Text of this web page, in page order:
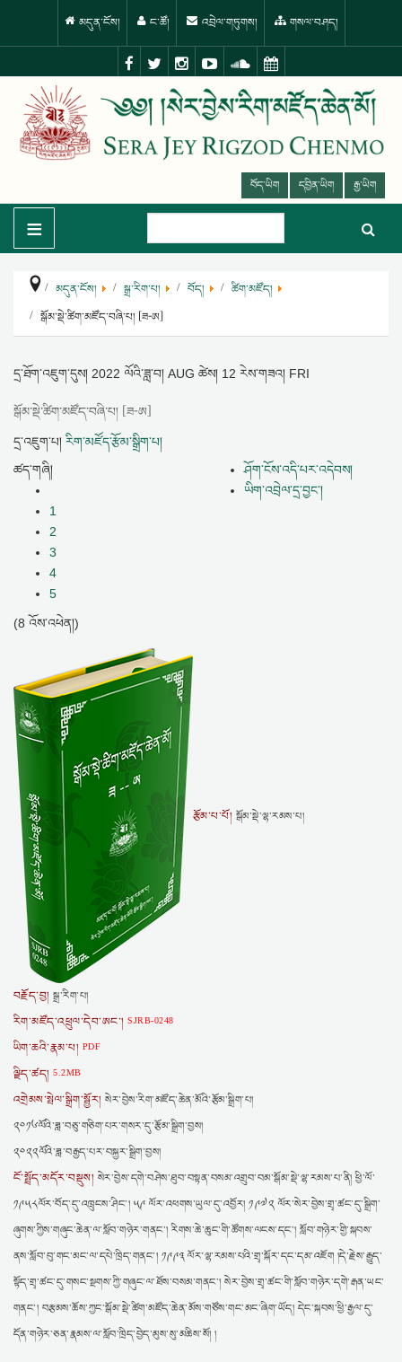
མདུན་ངོས། ང་ཚོ། འབྲེལ་གཏུགས། གསལ་བཤད།
བོད་ཡིག དབྱིན་ཡིག རྒྱ་ཡིག
≡
མདུན་ངོས། སྒྲ་རིག་པ། བོད།
ཚིག་མཛོད།
སྒོམ་སྡེ་ཚིག་མཛོད་བཞི་པ། [ཟ-ཨ]
དྲ་ཐོག་འཇུག་དུས། 2022 ལོའི་ཟླ་བ། AUG ཚེས། 12 རེས་གཟའ། FRI
སྒོམ་སྡེ་ཚིག་མཛོད་བཞི་པ། [ཟ-ཨ]
དྲ་འཇུག་པ། རིག་མཛོད་རྩོམ་སྒྲིག་པ།
ཤོག་ངོས་འདི་པར་འདེབས།
ཡིག་འབྲེལ་དྲ་བྱང་།
ཚད་གཞི།
1
2
3
4
5
(8 འོས་འཕེན།)
རྩོམ་པ་པོ། སྒོམ་སྡེ་ལྷ་རམས་པ།
བརྗོད་བྱ།སྒྲ་རིག་པ།
རིག་མཛོད་འཕྲུལ་དེབ་ཨང་།SJRB-0248
ཡིག་ཆའི་རྣམ་པ། PDF
ལྗིད་ཚད།5.2MB
འགྲེམས་སྤེལ་སྒྲིག་སྦྱོར།སེར་བྱེས་རིག་མཛོད་ཆེན་མོའི་རྩོམ་སྒྲིག་པ།
༢༠༡༦ལོའི་ཟླ་བཅུ་གཅིག་པར་གསར་དུ་རྩོམ་སྒྲིག་བྱས།
༢༠༢༢ལོའི་ཟླ་བརྒྱད་པར་བསྐྱར་སྒྲིག་བྱས།
ངོ་སྤྲོད་མདོར་བསྡུས། སེར་བྱེས་དགེ་བཤེས་ཐུབ་བསྟན་བསམ་འགྲུབ་བམ་སྒོམ་སྡེ་ལྷ་རམས་པ་ནི། ཕྱི་ལོ་
༡༩༥༨ལོར་བོད་དུ་འཁྲུངས་ཤིང་། ༥༩ ལོར་འཕགས་ཡུལ་དུ་འབྱོར། ༡༩༧༢ ལོར་སེར་བྱེས་གྲྭ་ཚང་དུ་སྒྲིག་
ཞུགས་ཀྱིས་གཞུང་ཆེན་ལ་སློབ་གཉེར་གནང་། རིགས་ཆེ་ཆུང་གི་ཚོགས་ལངས་དང་། སློབ་གཉེར་གྱི་སྐབས་
ནས་སློབ་བུ་གང་མང་ལ་དཔེ་ཁྲིད་གནང་། ༡༩༩༣ ལོར་ལྷ་རམས་པའི་གྲྭ་སྐོར་དང་དམ་འཇོག །དེ་རྗེས་རྒྱུད་
སྟོད་གྲྭ་ཚང་དུ་གསང་སྔགས་ཀྱི་གཞུང་ལ་ཐོས་བསམ་གནང་། སེར་བྱེས་གྲྭ་ཚང་གི་སློབ་གཉེར་དགེ་རྒན་ཡང་
གནང་། བརྩམས་ཆོས་ཀྱང་སྒོམ་སྡེ་ཚིག་མཛོད་ཆེན་མོས་གཙོས་གང་མང་ཞིག་ཡོད། དེང་སྐབས་ཕྱི་རྒྱལ་དུ་
དོན་གཉེར་ཅན་རྣམས་ལ་སློབ་ཁྲིད་བྱེད་མུས་སུ་མཆིས་སོ། །